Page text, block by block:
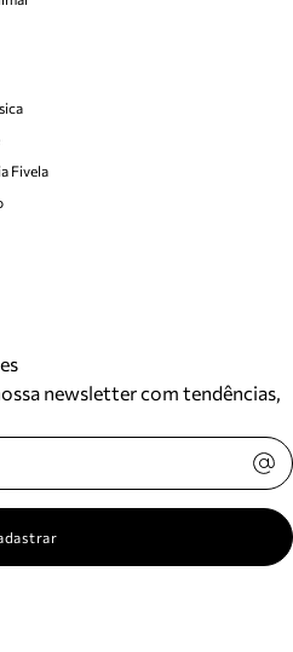
Fivela
newsletter com tendências,